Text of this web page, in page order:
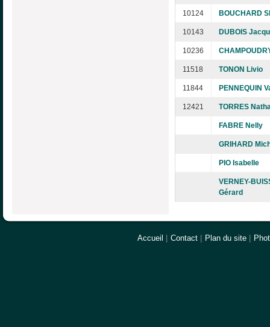
10124 BOUCHARD
10143 DUBOIS
10236
11518 TONON Livio
11844 PENNEQUIN
12421 TORRES
FABRE Nelly
GRIHARD
PIO Isabelle
VERNEY-
Gérard
Accueil Contact Plan du site